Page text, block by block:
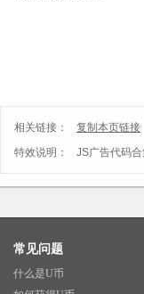
相关链接： 复制本页链接
特效说明：
JS广告代码
常见问题
什么是U币